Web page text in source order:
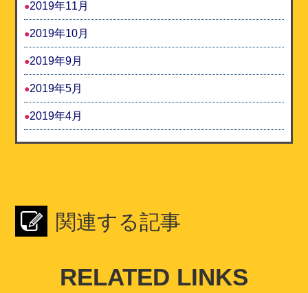
2019年11月
2019年10月
2019年9月
2019年5月
2019年4月
関連する記事
RELATED LINKS